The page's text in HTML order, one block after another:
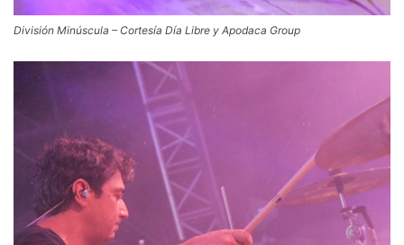
División Minúscula – Cortesía Día Libre y Apodaca Group